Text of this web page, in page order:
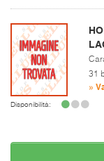
31
»
Disponibilità: